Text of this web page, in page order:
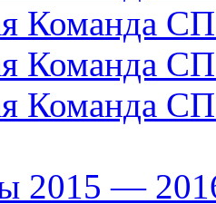
Команда
Команда
Команда
2015 —